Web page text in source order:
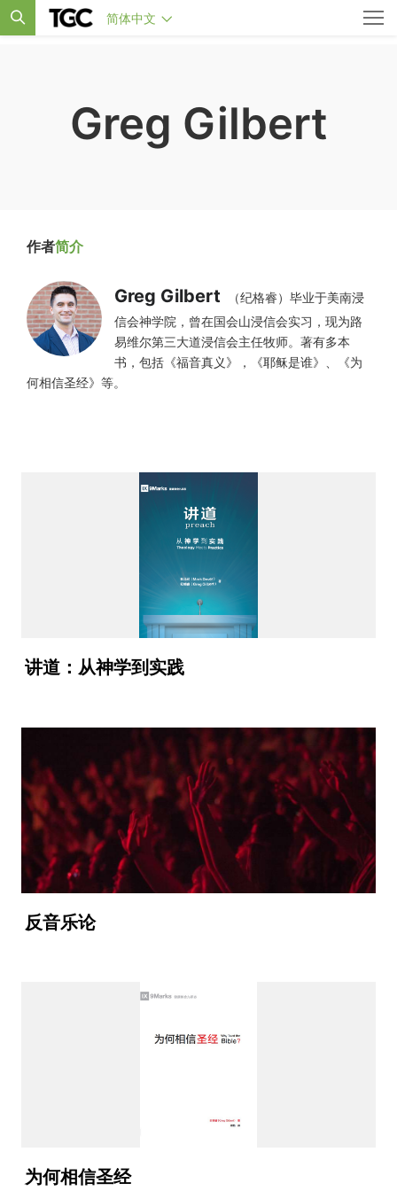
简体中文
Greg Gilbert
作者简介
Greg Gilbert
（纪格睿）毕业于美南浸
信会神学院，曾在国会山浸信会实习，现为路
易维尔第三大道浸信会主任牧师。著有多本
书，包括《福音真义》，《耶稣是谁》、《为
何相信圣经》等。
讲道：从神学到实践
反音乐论
为何相信圣经